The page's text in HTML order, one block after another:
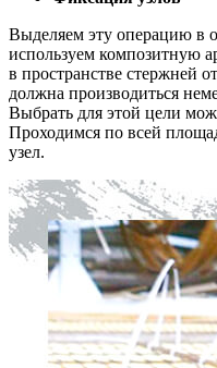
Выделяем эту операцию в
используем композитную
в пространстве стержней
должна производиться
Выбрать для этой цели
Проходимся по всей
узел.